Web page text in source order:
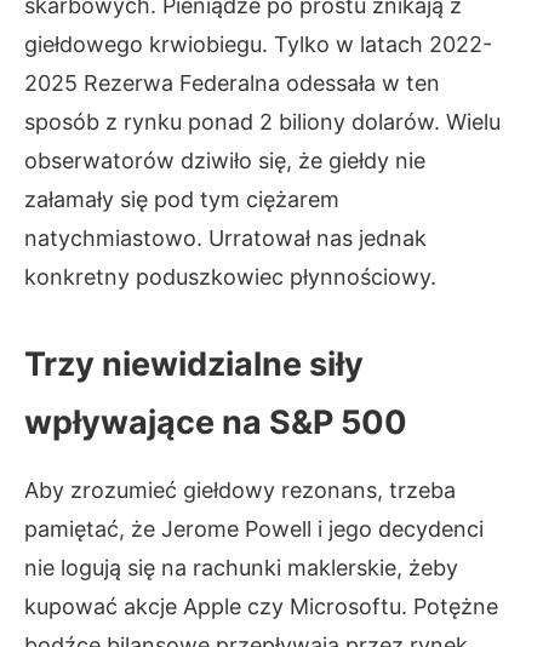
giełdowego krwiobiegu. Tylko w latach 2022-
2025 Rezerwa Federalna odessała w ten
sposób z rynku ponad 2 biliony dolarów. Wielu
obserwatorów dziwiło się, że giełdy nie
załamały się pod tym ciężarem
natychmiastowo. Urratował nas jednak
konkretny poduszkowiec płynnościowy.
Trzy niewidzialne siły
wpływające na S&P 500
Aby zrozumieć giełdowy rezonans, trzeba
pamiętać, że Jerome Powell i jego decydenci
nie logują się na rachunki maklerskie, żeby
kupować akcje Apple czy Microsoftu. Potężne